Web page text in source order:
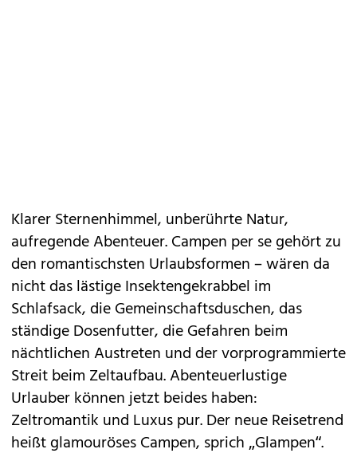
Klarer Sternenhimmel, unberührte Natur,
aufregende Abenteuer. Campen per se gehört zu
den romantischsten Urlaubsformen – wären da
nicht das lästige Insektengekrabbel im
Schlafsack, die Gemeinschaftsduschen, das
ständige Dosenfutter, die Gefahren beim
nächtlichen Austreten und der vorprogrammierte
Streit beim Zeltaufbau. Abenteuerlustige
Urlauber können jetzt beides haben:
Zeltromantik und Luxus pur. Der neue Reisetrend
heißt glamouröses Campen, sprich „Glampen“.